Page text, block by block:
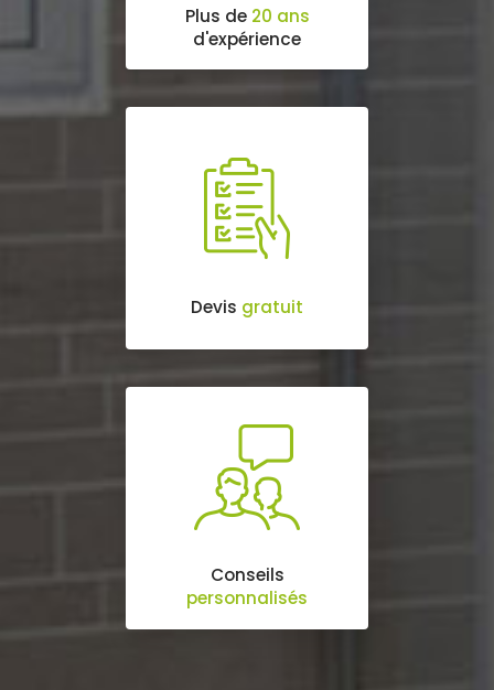
Plus de 20 ans
d'expérience
Devis gratuit
Conseils
personnalisés